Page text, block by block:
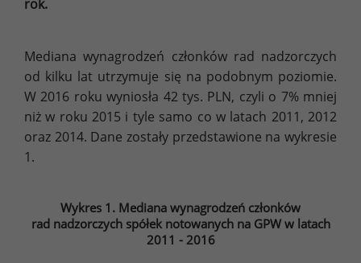
rok.
Mediana wynagrodzeń członków rad nadzorczych
od kilku lat utrzymuje się na podobnym poziomie.
W 2016 roku wyniosła 42 tys. PLN, czyli o 7% mniej
niż w roku 2015 i tyle samo co w latach 2011, 2012
oraz 2014. Dane zostały przedstawione na wykresie
1.
Wykres 1. Mediana wynagrodzeń członków
rad nadzorczych spółek notowanych na GPW w latach
2011 - 2016